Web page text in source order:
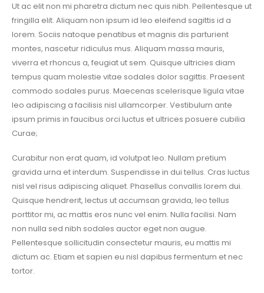
Ut ac elit non mi pharetra dictum nec quis nibh. Pellentesque ut
fringilla elit. Aliquam non ipsum id leo eleifend sagittis id a
lorem. Sociis natoque penatibus et magnis dis parturient
montes, nascetur ridiculus mus. Aliquam massa mauris,
viverra et rhoncus a, feugiat ut sem. Quisque ultricies diam
tempus quam molestie vitae sodales dolor sagittis. Praesent
commodo sodales purus. Maecenas scelerisque ligula vitae
leo adipiscing a facilisis nisl ullamcorper. Vestibulum ante
ipsum primis in faucibus orci luctus et ultrices posuere cubilia
Curae;
Curabitur non erat quam, id volutpat leo. Nullam pretium
gravida urna et interdum. Suspendisse in dui tellus. Cras luctus
nisl vel risus adipiscing aliquet. Phasellus convallis lorem dui.
Quisque hendrerit, lectus ut accumsan gravida, leo tellus
porttitor mi, ac mattis eros nunc vel enim. Nulla facilisi. Nam
non nulla sed nibh sodales auctor eget non augue.
Pellentesque sollicitudin consectetur mauris, eu mattis mi
dictum ac. Etiam et sapien eu nisl dapibus fermentum et nec
tortor.